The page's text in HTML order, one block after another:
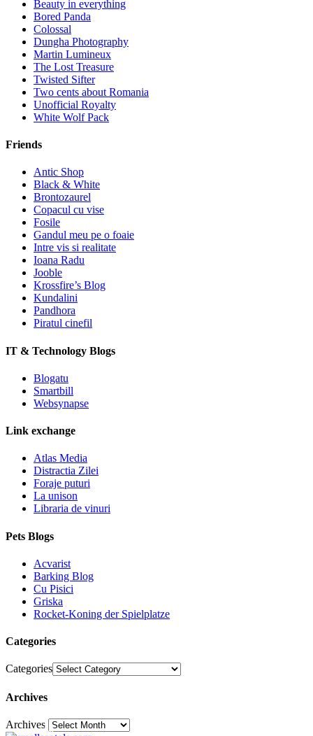
Beauty in everything
Bored Panda
Colossal
Dungha Photography
Martin Lumineux
The Lost Treasure
Twisted Sifter
Two cents about Romania
Unofficial Royalty
White Wolf Pack
Friends
Antic Shop
Black & White
Brontozaurel
Copacul cu vise
Fosile
Gandul meu pe o foaie
Intre vis si realitate
Ioana Radu
Jooble
Krossfire’s Blog
Kundalini
Pandhora
Piratul cinefil
IT & Technology Blogs
Blogatu
Smartbill
Websynapse
Link exchange
Atlas Media
Distractia Zilei
Foraje puturi
La unison
Libraria de vinuri
Pets Blogs
Acvarist
Barking Blog
Cu Pisici
Griska
Rocket-Koning der Spielplatze
Categories
Categories
Archives
Archives30